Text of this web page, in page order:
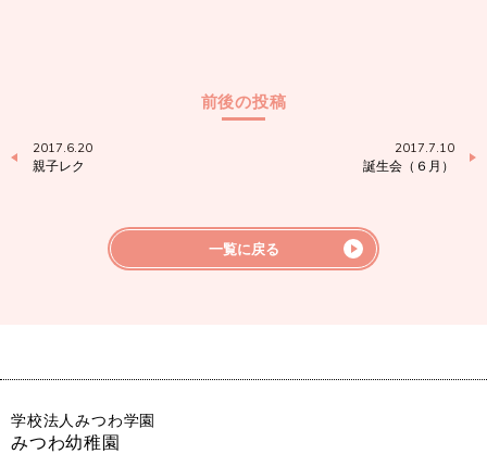
前後の投稿
2017.6.20
親子レク
2017.7.10
誕生会（６月）
一覧に戻る
学校法人みつわ学園
みつわ幼稚園